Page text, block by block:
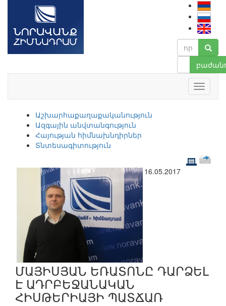
Աշխարհաքաղաքականություն
Ազգային անվտանգություն
Հայության հիմնախնդիրներ
Տնտեսագիտություն
16.05.2017
ՄԱՅԻՍՅԱՆ ԵՌԱՏՈՆԸ ԴԱՐՁԵԼ
Է ԱԴՐԲԵՋԱՆԱԿԱՆ
ՀԻՍԹԵՐԻԱՅԻ ՊԱՏՃԱՌ